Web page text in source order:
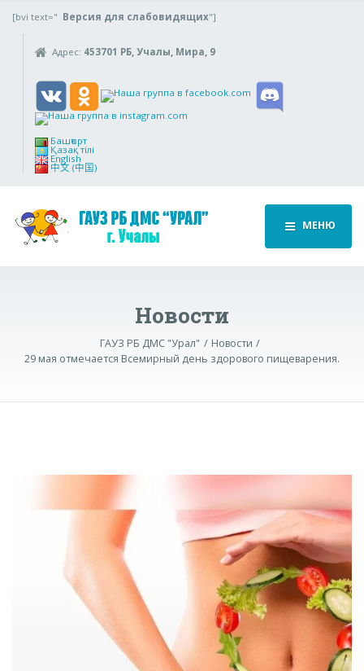
[bvi text=" Версия для слабовидящих"]
Адрес: 453701 РБ, Учалы, Мира, 9
Башҡорт
Қазақ тілі
English
中文 (中国)
МЕНЮ
Новости
ГАУЗ РБ ДМС "Урал"
Новости
29 мая отмечается Всемирный день здорового пищеварения.